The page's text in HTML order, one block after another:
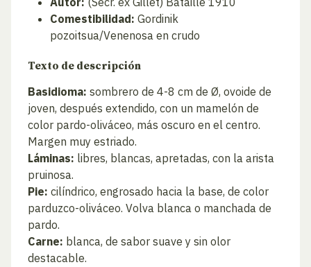
Comestibilidad: Gordinik
pozoitsua/Venenosa en crudo
Texto de descripción
Basidioma: sombrero de 4-8 cm de Ø, ovoide de
joven, después extendido, con un mamelón de
color pardo-oliváceo, más oscuro en el centro.
Margen muy estriado.
Láminas: libres, blancas, apretadas, con la arista
pruinosa.
Pie: cilíndrico, engrosado hacia la base, de color
parduzco-oliváceo. Volva blanca o manchada de
pardo.
Carne: blanca, de sabor suave y sin olor
destacable.